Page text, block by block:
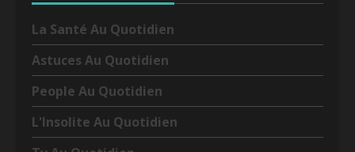
La Santé Au Quotidien
Astuces Au Quotidien
People Au Quotidien
L'Insolite Au Quotidien